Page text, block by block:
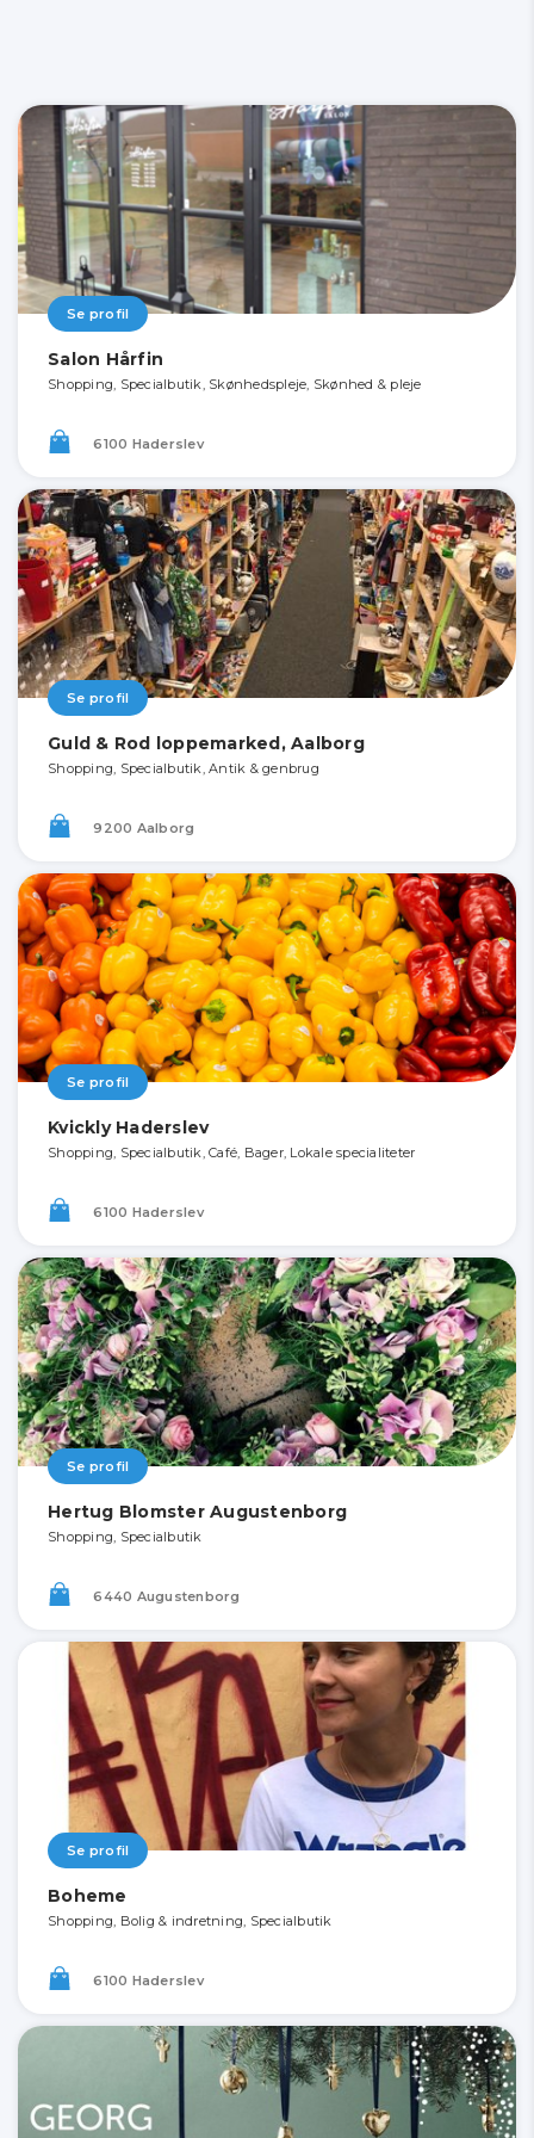
Se profil
Salon Hårfin
Shopping, Specialbutik, Skønhedspleje, Skønhed & pleje
6100 Haderslev
Se profil
Guld & Rod loppemarked, Aalborg
Shopping, Specialbutik, Antik & genbrug
9200 Aalborg
Se profil
Kvickly Haderslev
Shopping, Specialbutik, Café, Bager, Lokale specialiteter
6100 Haderslev
Se profil
Hertug Blomster Augustenborg
Shopping, Specialbutik
6440 Augustenborg
Se profil
Boheme
Shopping, Bolig & indretning, Specialbutik
6100 Haderslev